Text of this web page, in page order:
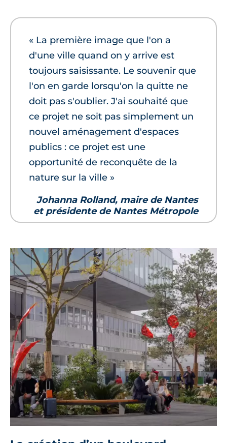
« La première image que l'on a
d'une ville quand on y arrive est
toujours saisissante. Le souvenir que
l'on en garde lorsqu'on la quitte ne
doit pas s'oublier. J'ai souhaité que
ce projet ne soit pas simplement un
nouvel aménagement d'espaces
publics : ce projet est une
opportunité de reconquête de la
nature sur la ville »
Johanna Rolland, maire de Nantes
et présidente de Nantes Métropole